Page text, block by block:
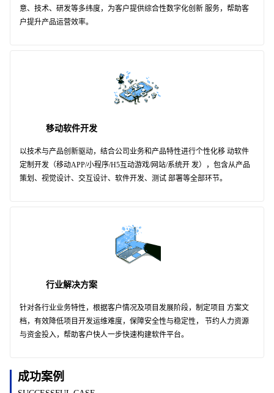
意、技术、研发等多纬度，为客户提供综合性数字化创新 服务，帮助客
户提升产品运营效率。
移动软件开发
以技术与产品创新驱动，结合公司业务和产品特性进行个性化移 动软件
定制开发（移动APP/小程序/H5互动游戏/网站/系统开 发），包含从产品
策划、视觉设计、交互设计、软件开发、测试 部署等全部环节。
行业解决方案
针对各行业业务特性，根据客户情况及项目发展阶段，制定项目 方案文
档，有效降低项目开发运维难度，保障安全性与稳定性， 节约人力资源
与资金投入，帮助客户快人一步快速构建软件平台。
成功案例